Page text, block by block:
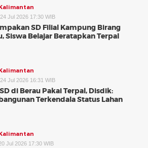
Jul 2026 17:30 WIB
SD Filial Kampung Birang
Siswa Belajar Beratapkan Terpal
Jul 2026 16:31 WIB
di Berau Pakai Terpal, Disdik:
Terkendala Status Lahan
Jul 2026 17:30 WIB